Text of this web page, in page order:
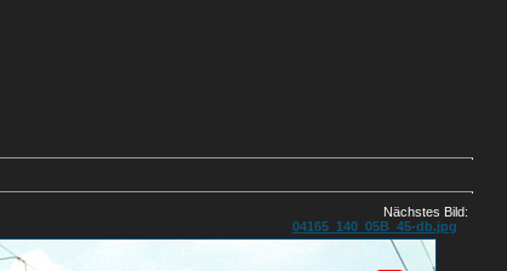
Nächstes Bild:
04165_140_05B_45-db.jpg